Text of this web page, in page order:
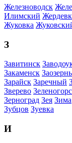
Железноводск
Илимский
Жуковка
З
Завитинск
Закаменск
Зарайск Заречный
Зверево
Зерноград Зея Зима
Зубцов Зуевка
И